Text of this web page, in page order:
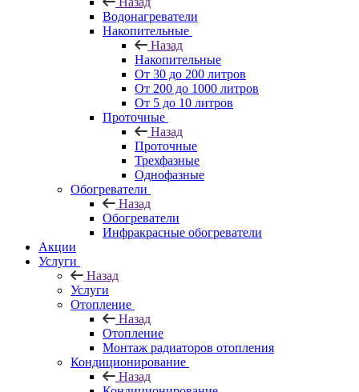
Водонагреватели
Накопительные
Назад
Накопительные
От 30 до 200 литров
От 200 до 1000 литров
От 5 до 10 литров
Проточные
Назад
Проточные
Трехфазные
Однофазные
Обогреватели
Назад
Обогреватели
Инфракрасные обогреватели
Акции
Услуги
Назад
Услуги
Отопление
Назад
Отопление
Монтаж радиаторов отопления
Кондиционирование
Назад